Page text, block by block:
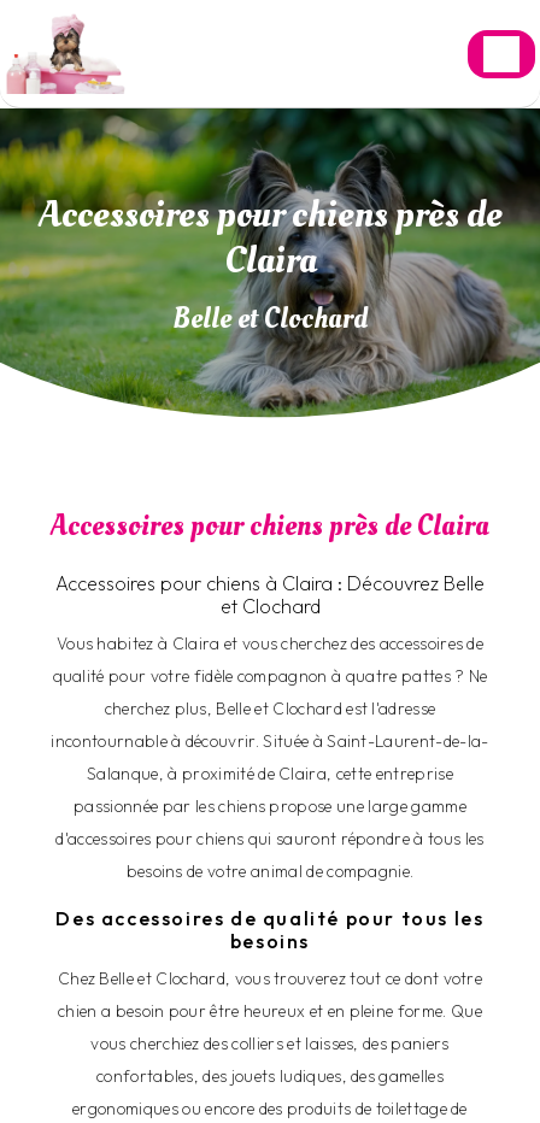
Accessoires pour chiens près de
Claira
Belle et Clochard
Accessoires pour chiens près de Claira
Accessoires pour chiens à Claira : Découvrez Belle
et Clochard
Vous habitez à Claira et vous cherchez des accessoires de
qualité pour votre fidèle compagnon à quatre pattes ? Ne
cherchez plus, Belle et Clochard est l'adresse
incontournable à découvrir. Située à Saint-Laurent-de-la-
Salanque, à proximité de Claira, cette entreprise
passionnée par les chiens propose une large gamme
d'accessoires pour chiens qui sauront répondre à tous les
besoins de votre animal de compagnie.
Des accessoires de qualité pour tous les
besoins
Chez Belle et Clochard, vous trouverez tout ce dont votre
chien a besoin pour être heureux et en pleine forme. Que
vous cherchiez des colliers et laisses, des paniers
confortables, des jouets ludiques, des gamelles
ergonomiques ou encore des produits de toilettage de
Panneau de gestion des cookies